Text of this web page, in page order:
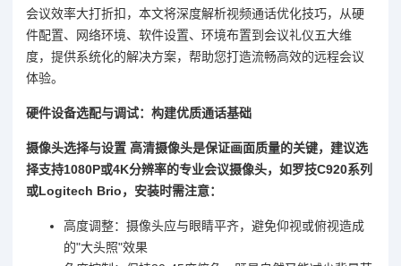
会议效率大打折扣，本文将深度解析视频通话优化技巧，从硬
件配置、网络环境、软件设置、环境布置到会议礼仪五大维
度，提供系统化的解决方案，帮助您打造流畅高效的远程会议
体验。
硬件设备选配与调试：构建优质通话基础
摄像头选择与设置 高清摄像头是保证画面质量的关键，建议选
择支持1080P或4K分辨率的专业会议摄像头，如罗技C920系列
或Logitech Brio，安装时需注意：
高度调整：摄像头应与眼睛平齐，避免仰视或俯视造成
的"大头照"效果